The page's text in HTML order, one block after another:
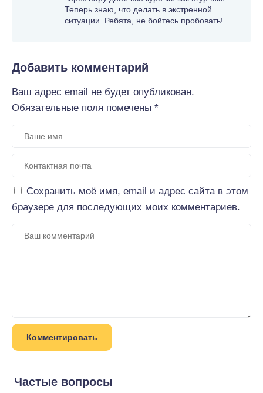
Теперь знаю, что делать в экстренной
ситуации. Ребята, не бойтесь пробовать!
Добавить комментарий
Ваш адрес email не будет опубликован.
Обязательные поля помечены *
Сохранить моё имя, email и адрес сайта в этом
браузере для последующих моих комментариев.
Частые вопросы